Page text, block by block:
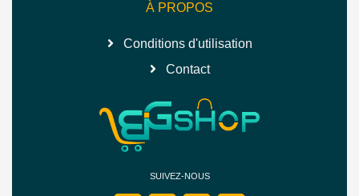
À PROPOS
Conditions d'utilisation
Contact
SUIVEZ-NOUS